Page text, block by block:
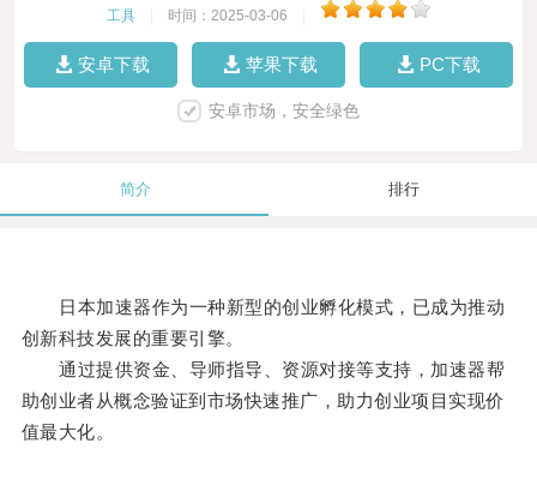
工具 时间：2025-03-06
安卓下载 苹果下载 PC下载
安卓市场，安全绿色
简介 排行
日本加速器作为一种新型的创业孵化模式，已成为推动
创新科技发展的重要引擎。
通过提供资金、导师指导、资源对接等支持，加速器帮
助创业者从概念验证到市场快速推广，助力创业项目实现价
值最大化。